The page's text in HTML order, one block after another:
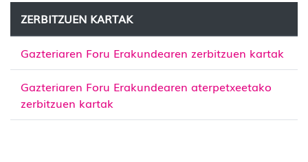
ZERBITZUEN KARTAK
Gazteriaren Foru Erakundearen zerbitzuen kartak
Gazteriaren Foru Erakundearen aterpetxeetako
zerbitzuen kartak